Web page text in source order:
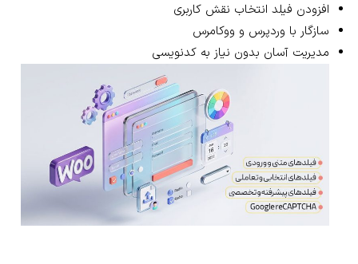
افزودن فیلد انتخاب نقش کاربری
سازگار با وردپرس و ووکامرس
مدیریت آسان بدون نیاز به کدنویسی